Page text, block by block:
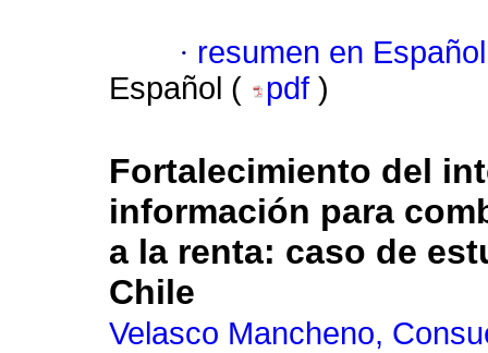
· resumen en Español
Español (
pdf )
Fortalecimiento del
información para
a la renta: caso de
Chile
Velasco Mancheno,